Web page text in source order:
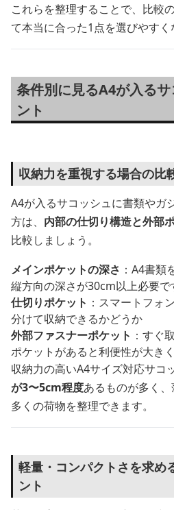
これらを整理することで、比較
て本当に合った1点を選びやすく
条件別に見るA4が入る
ント
収納力を重視する場合の比
A4が入るサコッシュに書類やガ
方は、 内部の仕切り構造と外部
比較しましょう。
メインポケットの深さ ：A4書類
縦方向の深さが30cm以上必要で
仕切りポケット ：スマートフォ
分けて収納できるかどうか
外部ファスナーポケット ：すぐ
ポケットがあると利便性が大き
収納力の高いA4サイズ対応サコ
が3〜5cm程度あるものが多く
多くの荷物を整理できます。
軽量・コンパクトさを求め
ント